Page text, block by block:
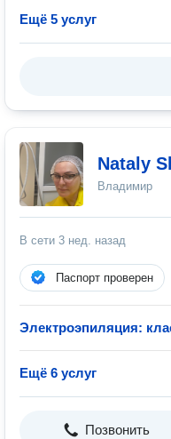
Ещё 5 услуг
Nataly
Владимир
В сети 3 нед. назад
Паспорт проверен
Электроэпиляция:
Ещё 6 услуг
Позвонить